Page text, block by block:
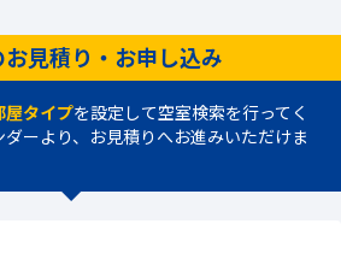
見積り・お申し込み
屋タイプを設定して空室検索を行ってく
ーより、お見積りへお進みいただけま